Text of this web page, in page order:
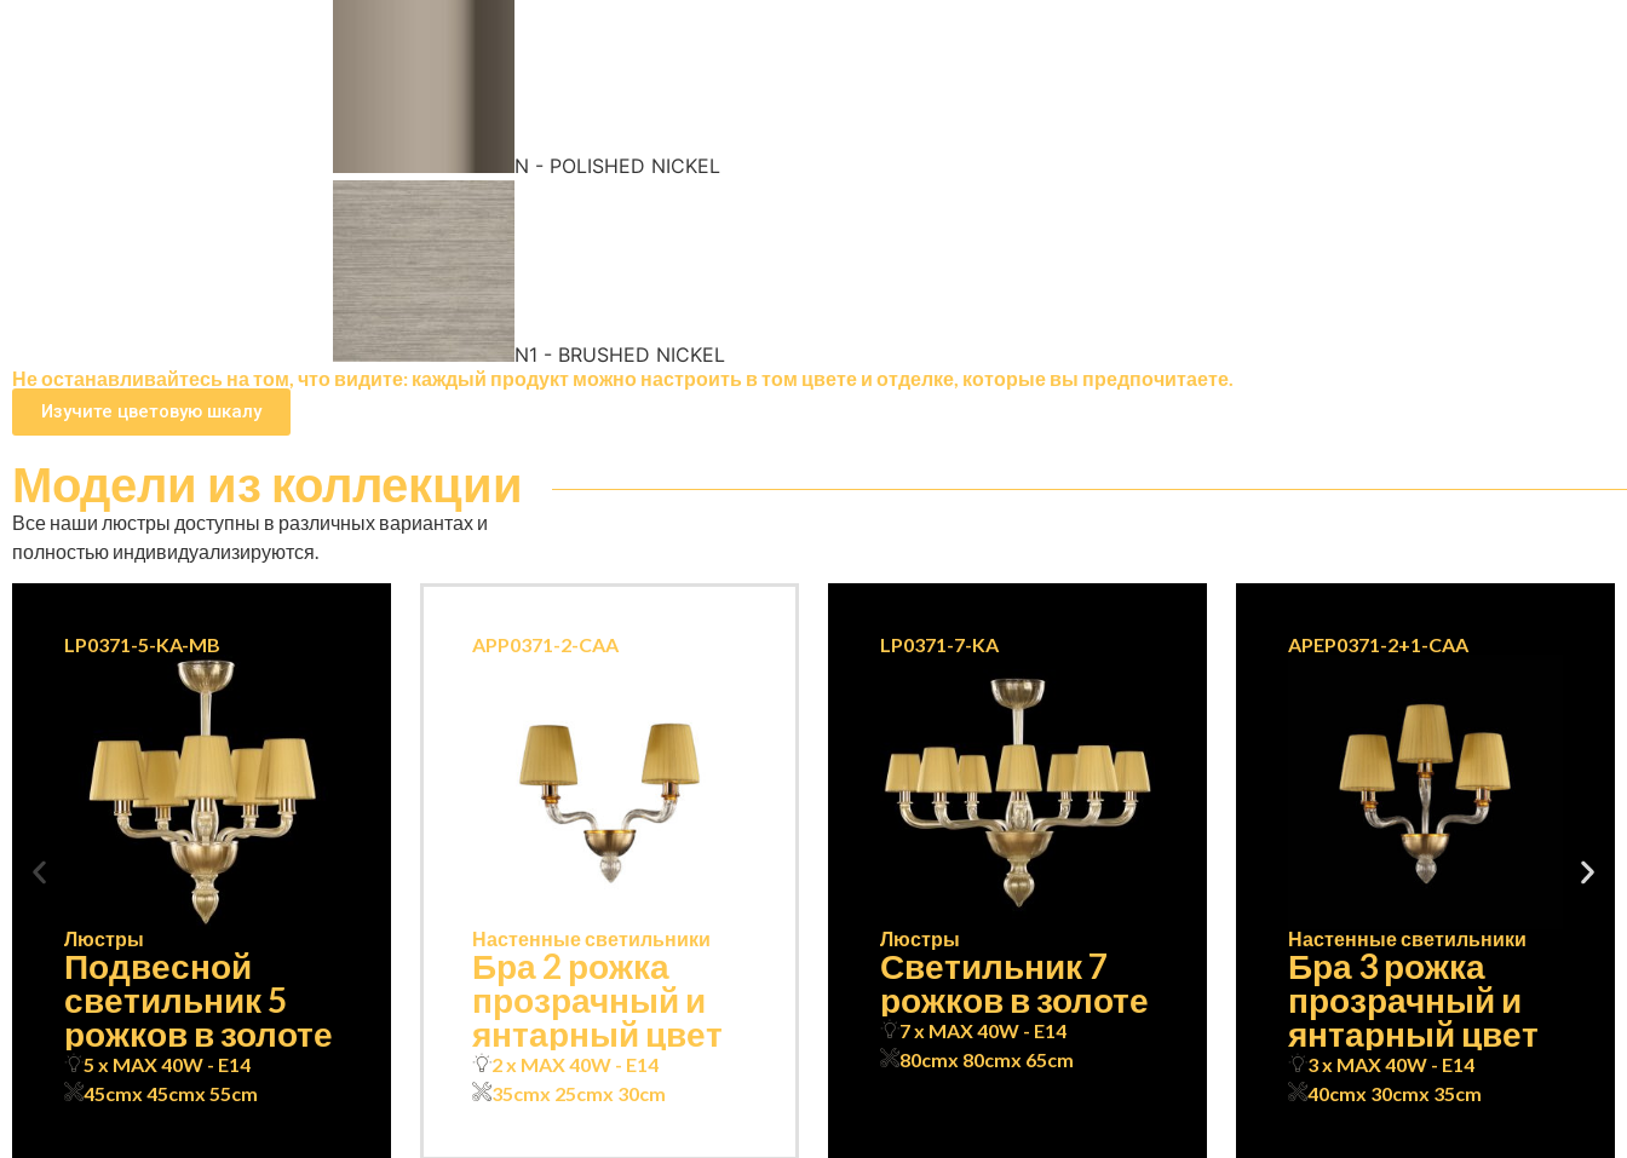
N - POLISHED NICKEL
N1 - BRUSHED NICKEL
Не останавливайтесь на том, что видите: каждый продукт можно настроить в том цвете и отделке, которые вы предпочитаете.
Изучите цветовую шкалу
Модели из коллекции
Все наши люстры доступны в различных вариантах и ​​
полностью индивидуализируются.
Люстры
Подвесной
светильник 5
рожков в золоте
LP0371-5-KA-MB
5 x MAX 40W - E14
45cmx 45cmx 55cm
Настенные светильники
Бра 2 рожка
прозрачный и
янтарный цвет
APP0371-2-CAA
2 x MAX 40W - E14
35cmx 25cmx 30cm
Люстры
Светильник 7
рожков в золоте
LP0371-7-KA
7 x MAX 40W - E14
80cmx 80cmx 65cm
Настенные светильники
Бра 3 рожка
прозрачный и
янтарный цвет
APEP0371-2+1-CAA
3 x MAX 40W - E14
40cmx 30cmx 35cm